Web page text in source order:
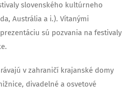
slovenského kultúrneho
Austrália a i.). Vítanými
sú pozvania na festivaly
v zahraničí krajanské domy
divadelné a osvetové